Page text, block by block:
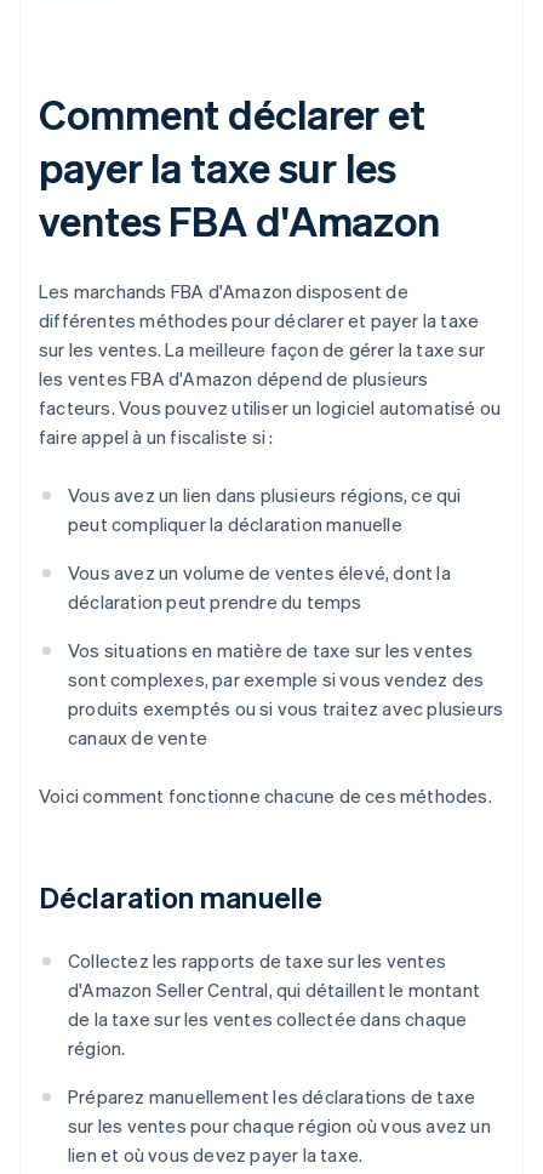
Comment déclarer et
payer la taxe sur les
ventes FBA d'Amazon
Les marchands FBA d'Amazon disposent de
différentes méthodes pour déclarer et payer la taxe
sur les ventes. La meilleure façon de gérer la taxe sur
les ventes FBA d'Amazon dépend de plusieurs
facteurs. Vous pouvez utiliser un logiciel automatisé ou
faire appel à un fiscaliste si :
Vous avez un lien dans plusieurs régions, ce qui
peut compliquer la déclaration manuelle
Vous avez un volume de ventes élevé, dont la
déclaration peut prendre du temps
Vos situations en matière de taxe sur les ventes
sont complexes, par exemple si vous vendez des
produits exemptés ou si vous traitez avec plusieurs
canaux de vente
Voici comment fonctionne chacune de ces méthodes.
Déclaration manuelle
Collectez les rapports de taxe sur les ventes
d'Amazon Seller Central, qui détaillent le montant
de la taxe sur les ventes collectée dans chaque
région.
Préparez manuellement les déclarations de taxe
sur les ventes pour chaque région où vous avez un
lien et où vous devez payer la taxe.